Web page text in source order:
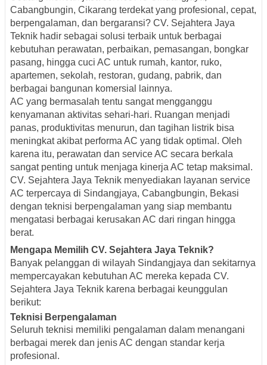
Cabangbungin, Cikarang terdekat yang profesional, cepat,
berpengalaman, dan bergaransi? CV. Sejahtera Jaya
Teknik hadir sebagai solusi terbaik untuk berbagai
kebutuhan perawatan, perbaikan, pemasangan, bongkar
pasang, hingga cuci AC untuk rumah, kantor, ruko,
apartemen, sekolah, restoran, gudang, pabrik, dan
berbagai bangunan komersial lainnya.
AC yang bermasalah tentu sangat mengganggu
kenyamanan aktivitas sehari-hari. Ruangan menjadi
panas, produktivitas menurun, dan tagihan listrik bisa
meningkat akibat performa AC yang tidak optimal. Oleh
karena itu, perawatan dan service AC secara berkala
sangat penting untuk menjaga kinerja AC tetap maksimal.
CV. Sejahtera Jaya Teknik menyediakan layanan service
AC terpercaya di Sindangjaya, Cabangbungin, Bekasi
dengan teknisi berpengalaman yang siap membantu
mengatasi berbagai kerusakan AC dari ringan hingga
berat.
Mengapa Memilih CV. Sejahtera Jaya Teknik?
Banyak pelanggan di wilayah Sindangjaya dan sekitarnya
mempercayakan kebutuhan AC mereka kepada CV.
Sejahtera Jaya Teknik karena berbagai keunggulan
berikut:
Teknisi Berpengalaman
Seluruh teknisi memiliki pengalaman dalam menangani
berbagai merek dan jenis AC dengan standar kerja
profesional.